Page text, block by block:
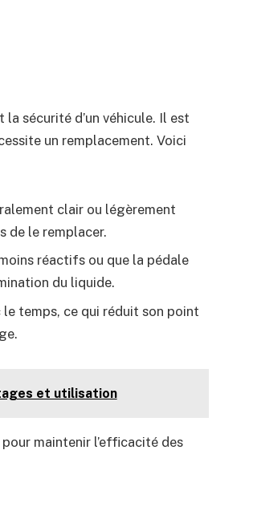
sécurité d’un véhicule. Il est
un remplacement. Voici
clair ou légèrement
de le remplacer.
réactifs ou que la pédale
du liquide.
le temps, ce qui réduit son point
et utilisation
maintenir l’efficacité des